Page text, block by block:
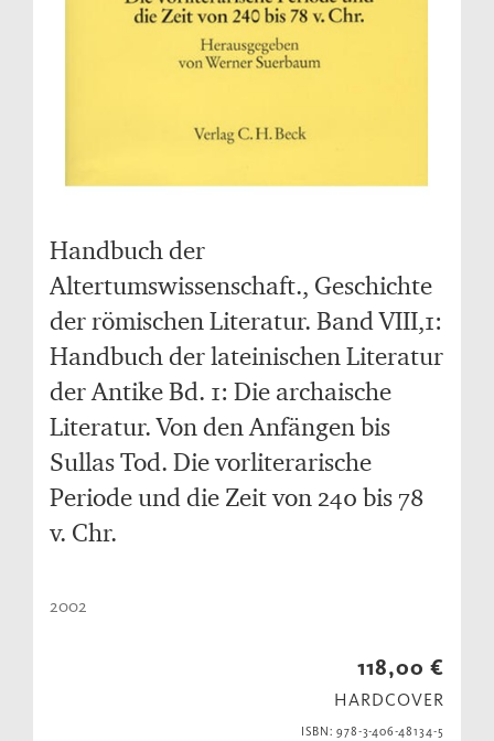
Handbuch der
Altertumswissenschaft., Geschichte
der römischen Literatur. Band VIII,1:
Handbuch der lateinischen Literatur
der Antike Bd. 1: Die archaische
Literatur. Von den Anfängen bis
Sullas Tod. Die vorliterarische
Periode und die Zeit von 240 bis 78
v. Chr.
2002
118,00 €
HARDCOVER
ISBN: 978-3-406-48134-5